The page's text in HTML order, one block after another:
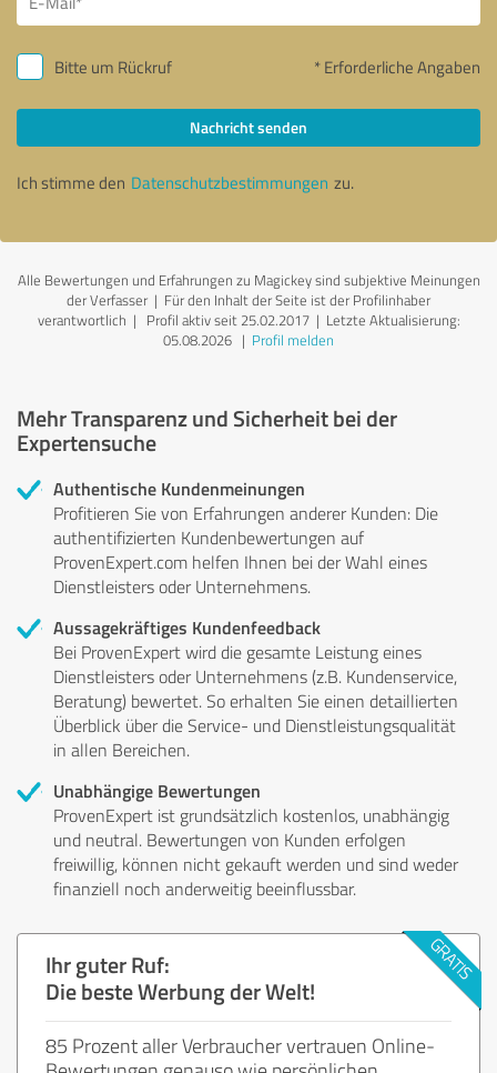
Bitte um Rückruf * Erforderliche Angaben
Nachricht senden
Ich stimme den Datenschutzbestimmungen zu.
Alle Bewertungen und Erfahrungen zu Magickey sind subjektive Meinungen
der Verfasser | Für den Inhalt der Seite ist der Profilinhaber
verantwortlich | Profil aktiv seit 25.02.2017 | Letzte Aktualisierung:
05.08.2026 | Profil melden
Mehr Transparenz und Sicherheit bei der
Expertensuche
Authentische Kundenmeinungen
Profitieren Sie von Erfahrungen anderer Kunden: Die
authentifizierten Kundenbewertungen auf
ProvenExpert.com helfen Ihnen bei der Wahl eines
Dienstleisters oder Unternehmens.
Aussagekräftiges Kundenfeedback
Bei ProvenExpert wird die gesamte Leistung eines
Dienstleisters oder Unternehmens (z.B. Kundenservice,
Beratung) bewertet. So erhalten Sie einen detaillierten
Überblick über die Service- und Dienstleistungsqualität
in allen Bereichen.
Unabhängige Bewertungen
ProvenExpert ist grundsätzlich kostenlos, unabhängig
und neutral. Bewertungen von Kunden erfolgen
freiwillig, können nicht gekauft werden und sind weder
finanziell noch anderweitig beeinflussbar.
Ihr guter Ruf:
Die beste Werbung der Welt!
85 Prozent aller Verbraucher vertrauen Online-